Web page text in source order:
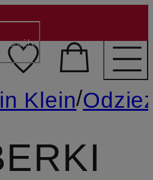
DO GŁÓWNEJ
Klein/